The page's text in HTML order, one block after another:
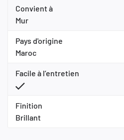
Convient à
Mur
Pays d'origine
Maroc
Facile à l’entretien
Finition
Brillant